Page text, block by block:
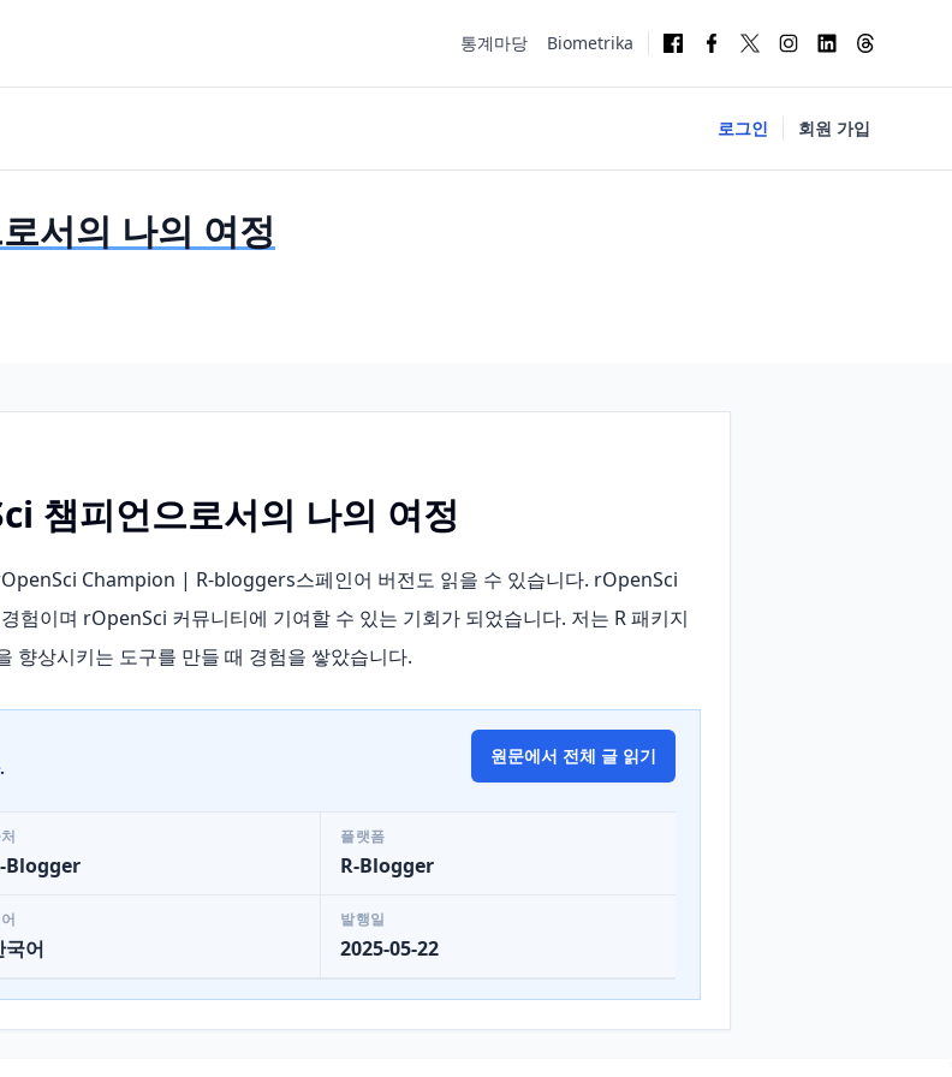
통계마당 Biometrika
로그인 회원 가입
서의 나의 여정
챔피언으로서의 나의 여정
Champion | R-bloggers스페인어 버전도 읽을 수 있습니다. rOpenSci
험이며 rOpenSci 커뮤니티에 기여할 수 있는 기회가 되었습니다. 저는 R 패키지
향상시키는 도구를 만들 때 경험을 쌓았습니다.
원문에서 전체 글 읽기
Blogger
플랫폼
R-Blogger
국어
발행일
2025-05-22